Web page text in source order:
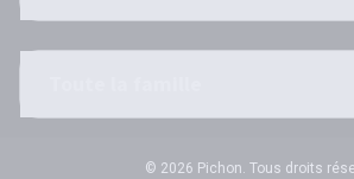
© 2026 Pichon. Tous droits